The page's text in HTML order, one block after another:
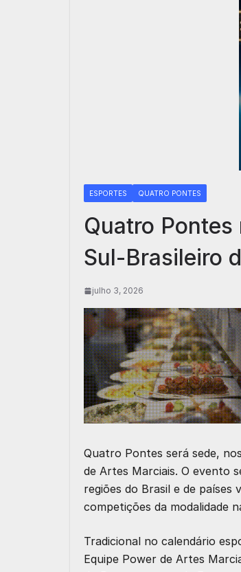
ESPORTES QUATRO PONTES
Quatro Pontes
Sul-Brasileiro
julho 3, 2026
Quatro Pontes será sede,
de Artes Marciais. O evento
regiões do Brasil e de países
competições da modalidade
Tradicional no calendário
Equipe Power de Artes